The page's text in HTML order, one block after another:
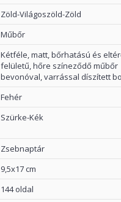
Zöld-Világoszöld-Zöld
Műbőr
Kétféle, matt, bőrhatású és
felületű, hőre színeződő műbőr
bevonóval, varrással díszített
Fehér
Szürke-Kék
Zsebnaptár
9,5x17 cm
144 oldal